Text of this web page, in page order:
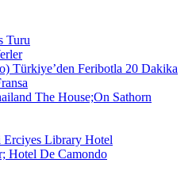
Turu
Türkiye’den Feribotla 20 Dakika
The House;On Sathorn
Library Hotel
Hotel De Camondo